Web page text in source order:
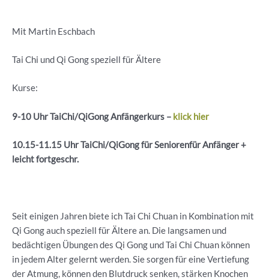
Mit Martin Eschbach
Tai Chi und Qi Gong speziell für Ältere
Kurse:
9-10 UhrTaiChi/QiGongAnfängerkurs – klick hier
10.15-11.15 UhrTaiChi/QiGongfürSeniorenfürAnfänger +
leichtfortgeschr.
Seit einigen Jahren biete ich Tai Chi Chuan in Kombination mit
Qi Gong auch speziell für Ältere an. Die langsamen und
bedächtigen Übungen des Qi Gong und Tai Chi Chuan können
in jedem Alter gelernt werden. Sie sorgen für eine Vertiefung
der Atmung, können den Blutdruck senken, stärken Knochen